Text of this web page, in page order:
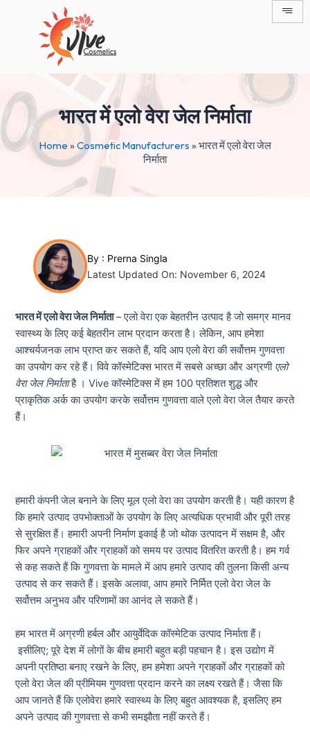
भारत में एलो वेरा जेल निर्माता
Home » Cosmetic Manufacturers » भारत में एलो वेरा जेल
निर्माता
By : Prerna Singla
Latest Updated On: November 6, 2024
भारत में एलो वेरा जेल निर्माता– एलो वेरा एक बेहतरीन उत्पाद है जो समग्र मानव
स्वास्थ्य के लिए कई बेहतरीन लाभ प्रदान करता है।लेकिन, आप हमेशा
आश्चर्यजनक लाभ प्राप्त कर सकते हैं, यदि आप एलो वेरा की सर्वोत्तम गुणवत्ता
का उपयोग कर रहे हैं। विवे कॉस्मेटिक्स भारत में सबसे अच्छा और अग्रणी एलो
वेरा जेल निर्माताहै । Vive कॉस्मेटिक्स में हम 100 प्रतिशत शुद्ध और
प्राकृतिक अर्क का उपयोग करके सर्वोत्तम गुणवत्ता वाले एलो वेरा जेल तैयार करते
हैं।
हमारी कंपनी जेल बनाने के लिए मूल एलो वेरा का उपयोग करती है। यही कारण है
कि हमारे उत्पाद उपभोक्ताओं के उपयोग के लिए अत्यधिक प्रभावी और पूरी तरह
से सुरक्षित हैं। हमारी अपनी निर्माण इकाई है जो थोक उत्पादन में सक्षम है, और
फिर अपने ग्राहकों और ग्राहकों को समय पर उत्पाद वितरित करती है। हम गर्व
से कह सकते हैं कि गुणवत्ता के मामले में आप हमारे उत्पाद की तुलना किसी अन्य
उत्पाद से कर सकते हैं। इसके अलावा, आप हमारे निर्मित एलो वेरा जेल के
सर्वोत्तम अनुभव और परिणामों का आनंद ले सकते हैं।
हम भारत में अग्रणी हर्बल और आयुर्वेदिक कॉस्मेटिक उत्पाद निर्माता हैं।
इसीलिए; पूरे देश में लोगों के बीच हमारी बहुत बड़ी पहचान है। इस उद्योग में
अपनी प्रतिष्ठा बनाए रखने के लिए, हम हमेशा अपने ग्राहकों और ग्राहकों को
एलो वेरा जेल की प्रीमियम गुणवत्ता प्रदान करने का लक्ष्य रखते हैं। जैसा कि
आप जानते हैं कि एलोवेरा हमारे स्वास्थ्य के लिए बहुत आवश्यक है, इसलिए हम
अपने उत्पाद की गुणवत्ता से कभी समझौता नहीं करते हैं।
navigation